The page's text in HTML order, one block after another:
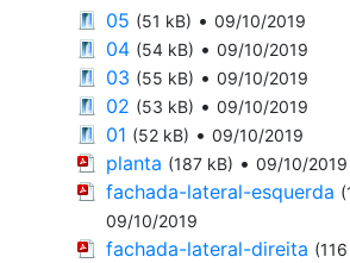
05 (51 kB) • 09/10/2019
04 (54 kB) • 09/10/2019
03 (55 kB) • 09/10/2019
02 (53 kB) • 09/10/2019
01 (52 kB) • 09/10/2019
planta (187 kB) • 09/10/2019
fachada-lateral-esquerda
09/10/2019
fachada-lateral-direita